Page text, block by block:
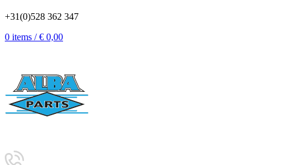
+31(0)528 362 347
0 items / € 0,00